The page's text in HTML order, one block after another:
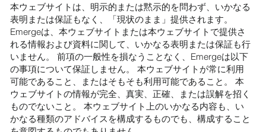
本ウェブサイトは、明示的または黙示的を問わず、いかなる
表明または保証もなく、「現状のまま」提供されます。
Emergeは、本ウェブサイトまたは本ウェブサイトで提供さ
れる情報および資料に関して、いかなる表明または保証も行
いません。 前項の一般性を損なうことなく、Emergeは以下
の事項について保証しません。 本ウェブサイトが常に利用
可能であること、またはそもそも利用可能であること。 本
ウェブサイトの情報が完全、真実、正確、または誤解を招く
ものでないこと。 本ウェブサイト上のいかなる内容も、い
かなる種類のアドバイスを構成するものでも、構成すること